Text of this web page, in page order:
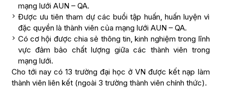
mạng lưới AUN – QA.
Được ưu tiên tham dự các buổi tập huấn, huấn luyện vì
đặc quyền là thành viên của mạng lưới AUN – QA.
Có cơ hội được chia sẻ thông tin, kinh nghiệm trong lĩnh
vực đảm bảo chất lượng giữa các thành viên trong
mạng lưới.
Cho tới nay có 13 trường đại học ở VN được kết nạp làm
thành viên liên kết (ngoài 3 trường thành viên chính thức).